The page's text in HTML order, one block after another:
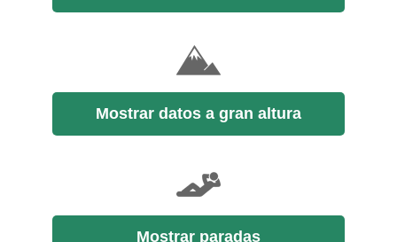
Mostrar datos a gran altura
Mostrar paradas